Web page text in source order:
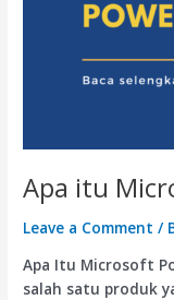
Apa itu
Leave a Comment /
Apa Itu Microsoft
salah satu produk